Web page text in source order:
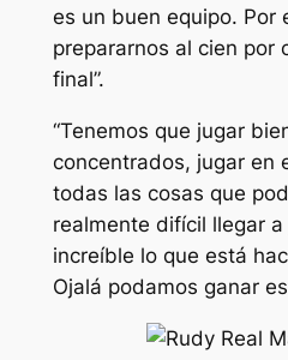
es un buen equipo. Por
prepararnos al cien por
final”.
“Tenemos que jugar
concentrados, jugar en
todas las cosas que
realmente difícil llegar
increíble lo que está
Ojalá podamos ganar